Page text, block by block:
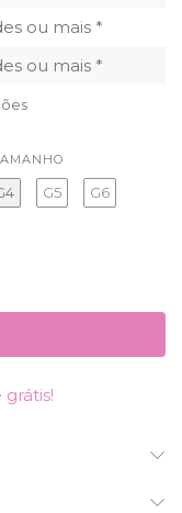
ou mais *
ou mais *
G5 G6